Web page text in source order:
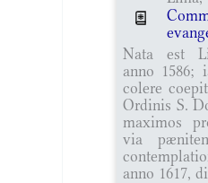
Nata est
anno 1586;
colere
Ordinis S.
maximos
via
anno 1617,